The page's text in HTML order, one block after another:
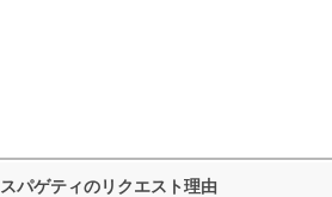
パゲティのリクエスト理由